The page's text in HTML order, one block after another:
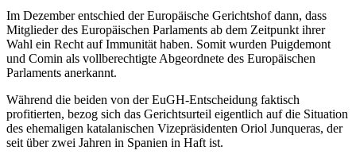
Im Dezember entschied der Europäische Gerichtshof dann, dass
Mitglieder des Europäischen Parlaments ab dem Zeitpunkt ihrer
Wahl ein Recht auf Immunität haben. Somit wurden Puigdemont
und Comin als vollberechtigte Abgeordnete des Europäischen
Parlaments anerkannt.
Während die beiden von der EuGH-Entscheidung faktisch
profitierten, bezog sich das Gerichtsurteil eigentlich auf die Situation
des ehemaligen katalanischen Vizepräsidenten Oriol Junqueras, der
seit über zwei Jahren in Spanien in Haft ist.